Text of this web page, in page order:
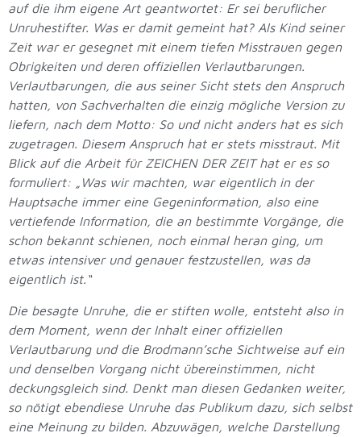
auf die ihm eigene Art geantwortet: Er sei beruflicher
Unruhestifter. Was er damit gemeint hat? Als Kind seiner
Zeit war er gesegnet mit einem tiefen Misstrauen gegen
Obrigkeiten und deren offiziellen Verlautbarungen.
Verlautbarungen, die aus seiner Sicht stets den Anspruch
hatten, von Sachverhalten die einzig mögliche Version zu
liefern, nach dem Motto: So und nicht anders hat es sich
zugetragen. Diesem Anspruch hat er stets misstraut. Mit
Blick auf die Arbeit für ZEICHEN DER ZEIT hat er es so
formuliert: „Was wir machten, war eigentlich in der
Hauptsache immer eine Gegeninformation, also eine
vertiefende Information, die an bestimmte Vorgänge, die
schon bekannt schienen, noch einmal heran ging, um
etwas intensiver und genauer festzustellen, was da
eigentlich ist.“
Die besagte Unruhe, die er stiften wolle, entsteht also in
dem Moment, wenn der Inhalt einer offiziellen
Verlautbarung und die Brodmann’sche Sichtweise auf ein
und denselben Vorgang nicht übereinstimmen, nicht
deckungsgleich sind. Denkt man diesen Gedanken weiter,
so nötigt ebendiese Unruhe das Publikum dazu, sich selbst
eine Meinung zu bilden. Abzuwägen, welche Darstellung